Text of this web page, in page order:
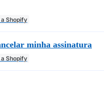
Shopify
minha assinatura
Shopify